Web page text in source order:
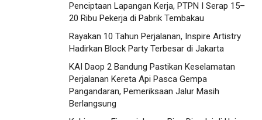
Penciptaan Lapangan Kerja, PTPN I Serap 15–
20 Ribu Pekerja di Pabrik Tembakau
Rayakan 10 Tahun Perjalanan, Inspire Artistry
Hadirkan Block Party Terbesar di Jakarta
KAI Daop 2 Bandung Pastikan Keselamatan
Perjalanan Kereta Api Pasca Gempa
Pangandaran, Pemeriksaan Jalur Masih
Berlangsung